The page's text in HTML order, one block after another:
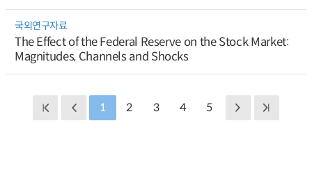
국외연구자료
The Effect of the Federal Reserve on the Stock Market:
Magnitudes, Channels and Shocks
1 2 3 4 5